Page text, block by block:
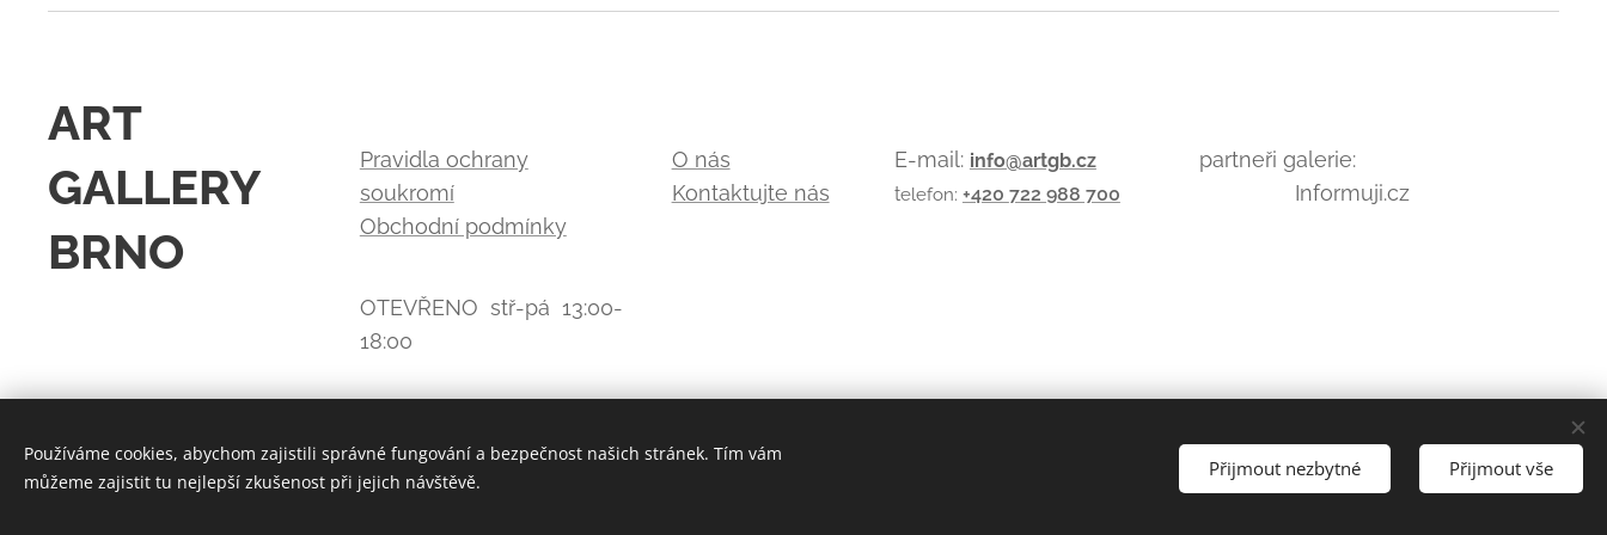
ART
GALLERY
BRNO
Pravidla ochrany
soukromí
Obchodní podmínky
OTEVŘENO stř-pá 13:00-
18:00
O nás
Kontaktujte nás
E-mail: info@artgb.cz
telefon: +420 722 988 700
partneři galerie:
Informuji.cz
Používáme cookies, abychom zajistili správné fungování a bezpečnost našich stránek. Tím vám
můžeme zajistit tu nejlepší zkušenost při jejich návštěvě.
Přijmout nezbytné Přijmout vše